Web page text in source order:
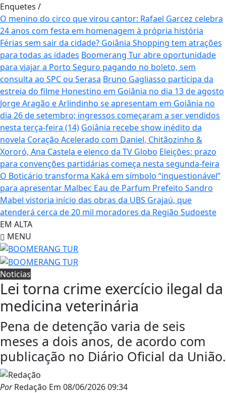
Enquetes /
O menino do circo que virou cantor: Rafael Garcez celebra
24 anos com festa em homenagem à própria história
Férias sem sair da cidade? Goiânia Shopping tem atrações
para todas as idades Boomerang Tur abre oportunidade
para viajar a Porto Seguro pagando no boleto, sem
consulta ao SPC ou Serasa Bruno Gagliasso participa da
estreia do filme Honestino em Goiânia no dia 13 de agosto
Jorge Aragão e Arlindinho se apresentam em Goiânia no
dia 26 de setembro; ingressos começaram a ser vendidos
nesta terça-feira (14) Goiânia recebe show inédito da
novela Coração Acelerado com Daniel, Chitãozinho &
Xororó, Ana Castela e elenco da TV Globo Eleições: prazo
para convenções partidárias começa nesta segunda-feira
O Boticário transforma Kaká em símbolo “inquestionável”
para apresentar Malbec Eau de Parfum Prefeito Sandro
Mabel vistoria início das obras da UBS Grajaú, que
atenderá cerca de 20 mil moradores da Região Sudoeste
EM ALTA
MENU
Noticias
Lei torna crime exercício ilegal da
medicina veterinária
Pena de detenção varia de seis
meses a dois anos, de acordo com
publicação no Diário Oficial da União.
PorRedação Em 08/06/2026 09:34